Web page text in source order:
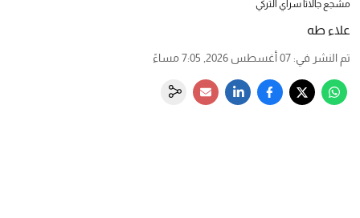
مشجع جالاتا سراي التركي
علاء طه
تم النشر في: 07 أغسطس 2026, 7:05 مساءً